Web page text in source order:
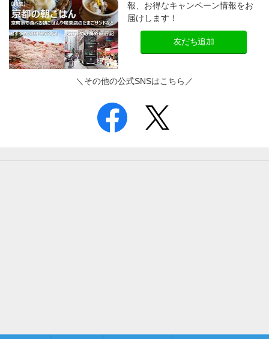
報、お得なキャンペーン情報をお
届けします！
友だち追加
＼その他の公式SNSはこちら／